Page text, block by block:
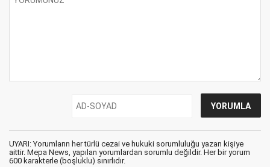
UYARI: Yorumların her türlü cezai ve hukuki sorumluluğu yazan kişiye
aittir. Mepa News, yapılan yorumlardan sorumlu değildir. Her bir yorum
600 karakterle (boşluklu) sınırlıdır.